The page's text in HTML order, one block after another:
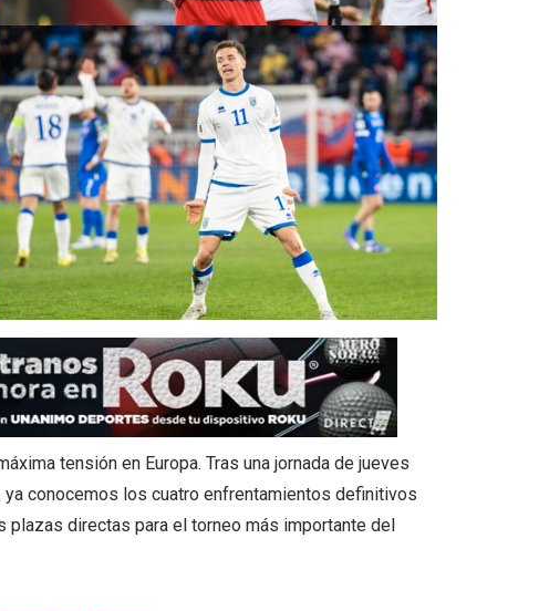
tensión en Europa. Tras una jornada de jueves
conocemos los cuatro enfrentamientos definitivos
plazas directas para el torneo más importante del